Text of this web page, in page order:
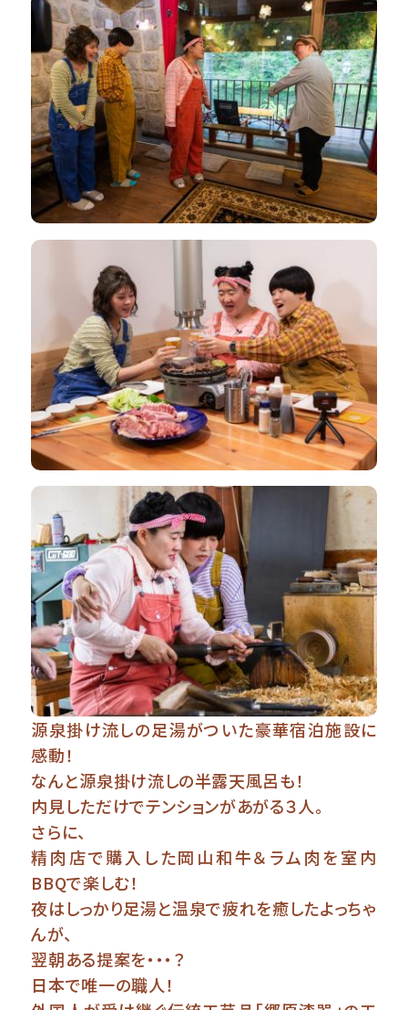
源泉掛け流しの足湯がついた豪華宿泊施設に
感動！
なんと源泉掛け流しの半露天風呂も！
内見しただけでテンションがあがる３人。
さらに、
精肉店で購入した岡山和牛＆ラム肉を室内
BBQで楽しむ！
夜はしっかり足湯と温泉で疲れを癒したよっちゃ
んが、
翌朝ある提案を・・・？
日本で唯一の職人！